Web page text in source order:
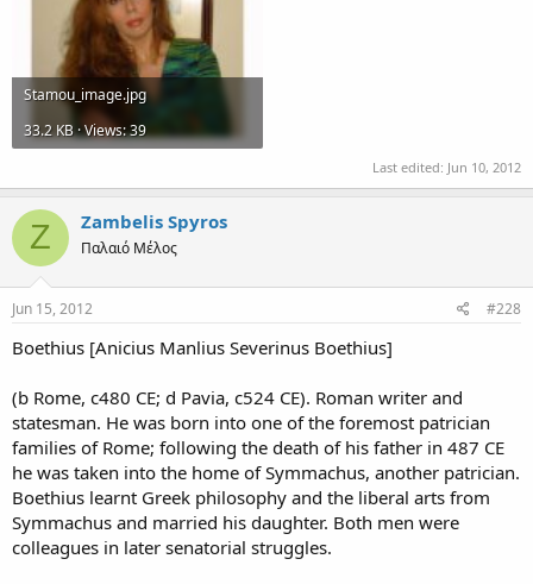
Stamou_image.jpg
33.2 KB · Views: 39
Last edited: Jun 10, 2012
Z Zambelis Spyros
Παλαιό Μέλος
Jun 15, 2012 #228
Boethius [Anicius Manlius Severinus Boethius]
(b Rome, c480 CE; d Pavia, c524 CE). Roman writer and
statesman. He was born into one of the foremost patrician
families of Rome; following the death of his father in 487 CE
he was taken into the home of Symmachus, another patrician.
Boethius learnt Greek philosophy and the liberal arts from
Symmachus and married his daughter. Both men were
colleagues in later senatorial struggles.